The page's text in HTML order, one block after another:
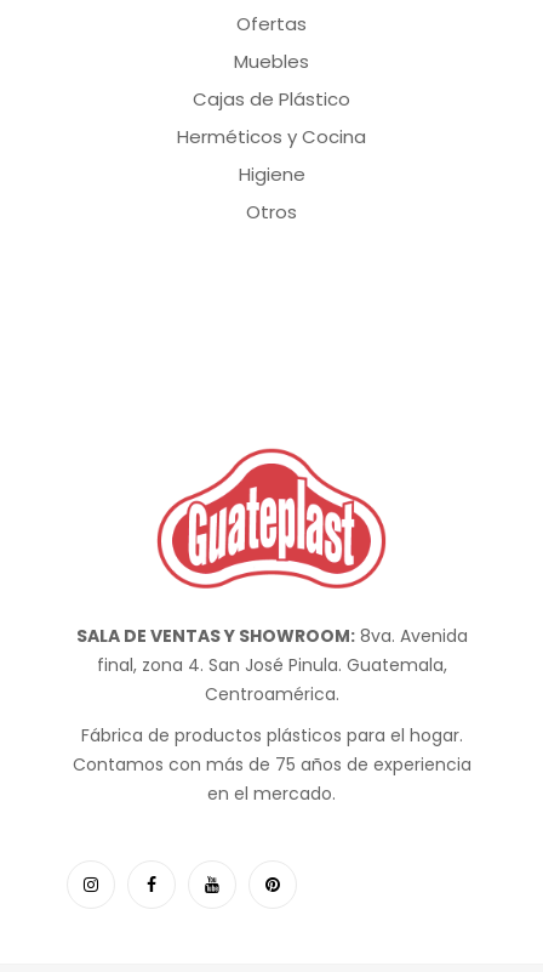
Ofertas
Muebles
Cajas de Plástico
Herméticos y Cocina
Higiene
Otros
SALA DE VENTAS Y SHOWROOM:8va. Avenida
final, zona 4. San José Pinula. Guatemala,
Centroamérica.
Fábrica de productos plásticos para el hogar.
Contamos con más de 75 años de experiencia
en el mercado.